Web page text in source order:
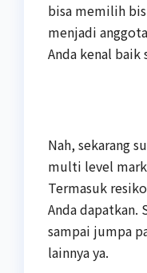
bisa memilih
menjadi
Anda kenal baik
Nah, sekarang
multi level
Termasuk
Anda dapatkan.
sampai jumpa
lainnya ya.